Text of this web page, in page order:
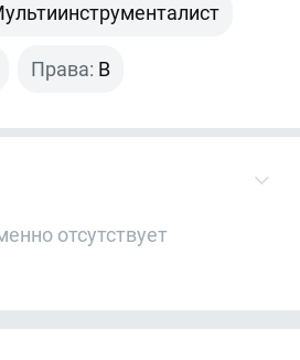
Права: B
отсутствует